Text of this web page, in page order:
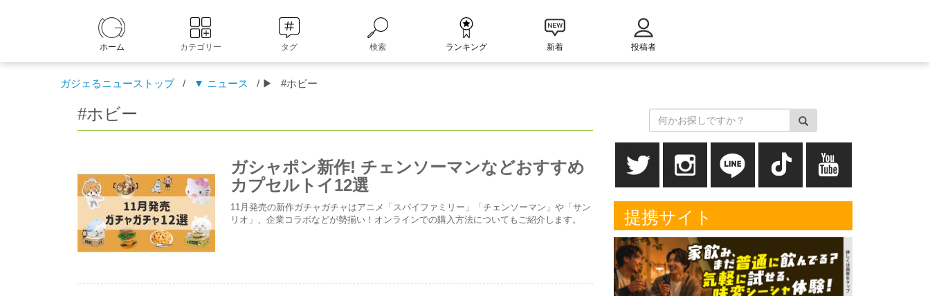
ホーム カテゴリー タグ 検索 ランキング 新着 投稿者
ガジェるニューストップ / ▼ ニュース / ▶ #ホビー
#ホビー
ガシャポン新作! チェンソーマンなどおすすめ
カプセルトイ12選
11月発売の新作ガチャガチャはアニメ「スパイファミリー」「チェンソーマン」や「サン
リオ」、企業コラボなどが勢揃い！オンラインでの購入方法についてもご紹介します。
提携サイト